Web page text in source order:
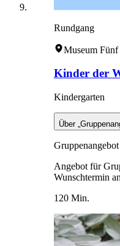
Rundgang
Museum
Kinder der
Kindergarten
Über
Gruppenangebot
Angebot für
Wunschtermin
120 Min.